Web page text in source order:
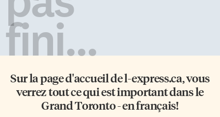
Nordicity pour mesurer
l’impact du […]
fini...
Sur la page d'accueil del-express.ca, vous
verrez tout ce qui est important dans le
Grand Toronto - en français!